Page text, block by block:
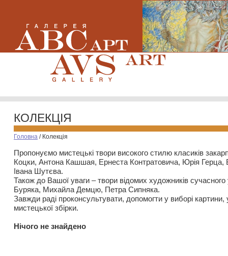
КОЛЕКЦІЯ
Головна / Колекція
Пропонуємо мистецькі твори високого стилю класиків
Коцки, Антона Кашшая, Ернеста Контратовича, Юрія
Івана Шутєва.
Також до Вашої уваги – твори відомих художників
Буряка, Михайла Демцю, Петра Сипняка.
Завжди раді проконсультувати, допомогти у виборі картини,
мистецької збірки.
Нiчого не знайдено